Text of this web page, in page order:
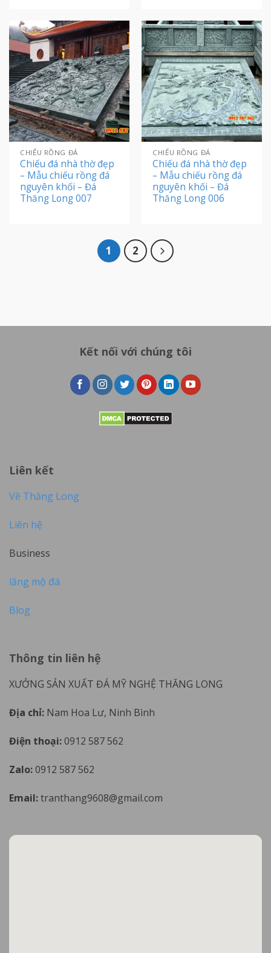
CHIẾU RỒNG ĐÁ
Chiếu đá nhà thờ đẹp
– Mẫu chiếu rồng đá
nguyên khối – Đá
Thăng Long 007
CHIẾU RỒNG ĐÁ
Chiếu đá nhà thờ đẹp
– Mẫu chiếu rồng đá
nguyên khối – Đá
Thăng Long 006
1 2
Kết nối với chúng tôi
Liên kết
Về Thăng Long
Liên hệ
Business
lăng mộ đá
Blog
Thông tin liên hệ
XƯỞNG SẢN XUẤT ĐÁ MỸ NGHỆ THĂNG LONG
Địa chỉ: Nam Hoa Lư, Ninh Bình
Điện thoại:0912 587 562
Zalo:0912 587 562
Email:tranthang9608@gmail.com